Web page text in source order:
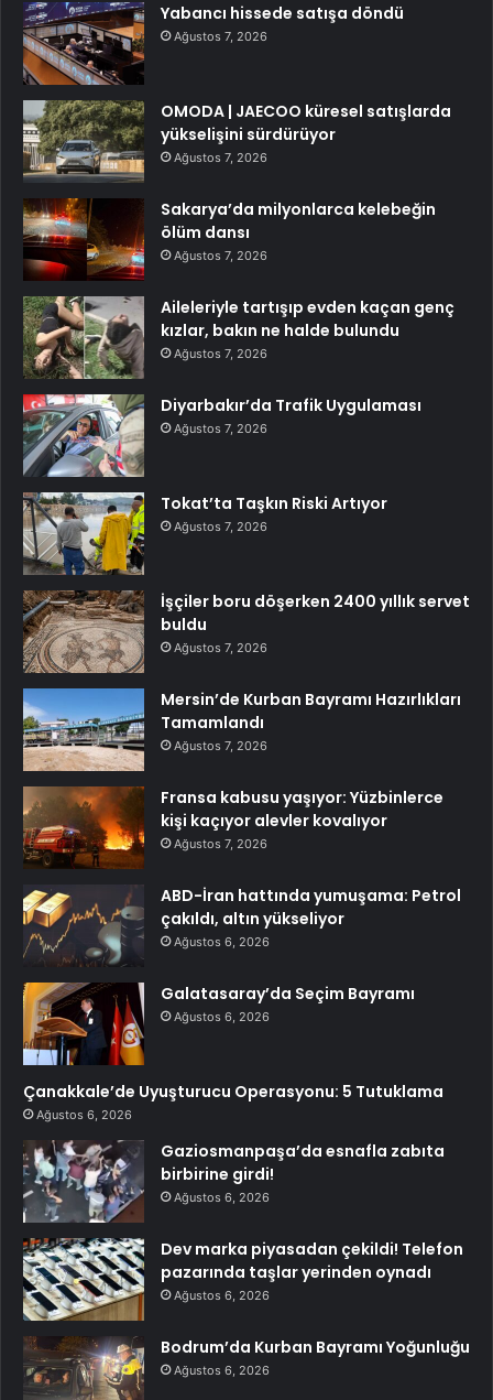
Yabancı hissede satışa döndü
Ağustos 7, 2026
OMODA | JAECOO küresel satışlarda
yükselişini sürdürüyor
Ağustos 7, 2026
Sakarya’da milyonlarca kelebeğin
ölüm dansı
Ağustos 7, 2026
Aileleriyle tartışıp evden kaçan genç
kızlar, bakın ne halde bulundu
Ağustos 7, 2026
Diyarbakır’da Trafik Uygulaması
Ağustos 7, 2026
Tokat’ta Taşkın Riski Artıyor
Ağustos 7, 2026
İşçiler boru döşerken 2400 yıllık servet
buldu
Ağustos 7, 2026
Mersin’de Kurban Bayramı Hazırlıkları
Tamamlandı
Ağustos 7, 2026
Fransa kabusu yaşıyor: Yüzbinlerce
kişi kaçıyor alevler kovalıyor
Ağustos 7, 2026
ABD-İran hattında yumuşama: Petrol
çakıldı, altın yükseliyor
Ağustos 6, 2026
Galatasaray’da Seçim Bayramı
Ağustos 6, 2026
Çanakkale’de Uyuşturucu Operasyonu: 5 Tutuklama
Ağustos 6, 2026
Gaziosmanpaşa’da esnafla zabıta
birbirine girdi!
Ağustos 6, 2026
Dev marka piyasadan çekildi! Telefon
pazarında taşlar yerinden oynadı
Ağustos 6, 2026
Bodrum’da Kurban Bayramı Yoğunluğu
Ağustos 6, 2026